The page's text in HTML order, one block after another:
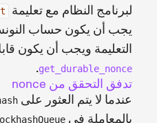
لبرنامج النظام مع تعليمة
يجب أن يكون حساب
التعليمة ويجب أن يكون
get_durable_nonce
.
تدفق التحقق من nonce
عندما لا يتم العثور على
بالمعاملة في